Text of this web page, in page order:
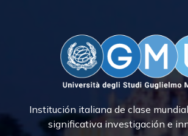
Institución italiana de clase
significativa investigación e